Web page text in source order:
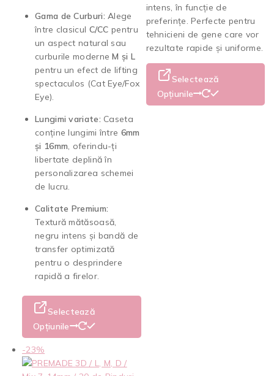
Gama de Curburi: Alege
între clasicul C/CC pentru
un aspect natural sau
curburile moderneM și L
pentru un efect de lifting
spectaculos (Cat Eye/Fox
Eye).
Lungimi variate: Caseta
conține lungimi între 6mm
și 16mm , oferindu-ți
libertate deplină în
personalizarea schemei
de lucru.
Calitate Premium:
Textură mătăsoasă,
negru intens și bandă de
transfer optimizată
pentru o desprindere
rapidă a firelor.
Selectează
Opțiunile
intens, în funcție de
preferințe. Perfecte pentru
tehnicieni de gene care vor
rezultate rapide și uniforme.
Selectează
Opțiunile
-23%